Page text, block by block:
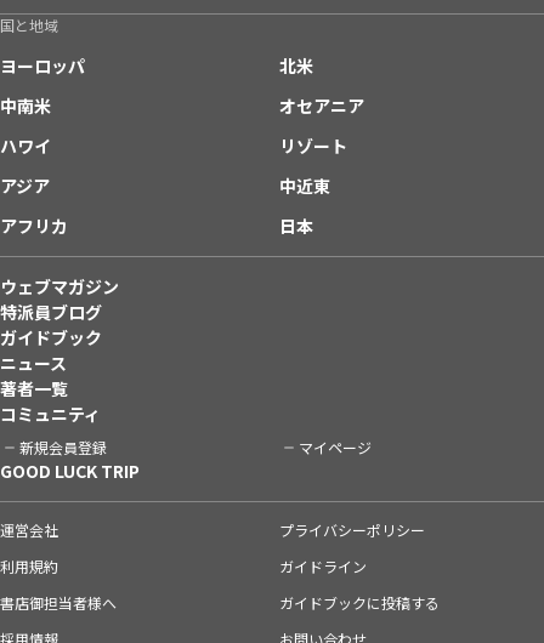
国と地域
ヨーロッパ
北米
中南米
オセアニア
ハワイ
リゾート
アジア
中近東
アフリカ
日本
ウェブマガジン
特派員ブログ
ガイドブック
ニュース
著者一覧
コミュニティ
新規会員登録 マイページ
GOOD LUCK TRIP
運営会社
プライバシーポリシー
利用規約
ガイドライン
書店御担当者様へ
ガイドブックに投稿する
採用情報
お問い合わせ